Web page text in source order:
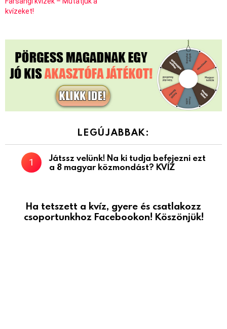
kvízeket!
LEGÚJABBAK:
Játssz velünk! Na ki tudja befejezni ezt
a 8 magyar közmondást? KVÍZ
Ha tetszett a kvíz, gyere és csatlakozz
csoportunkhoz Facebookon! Köszönjük!